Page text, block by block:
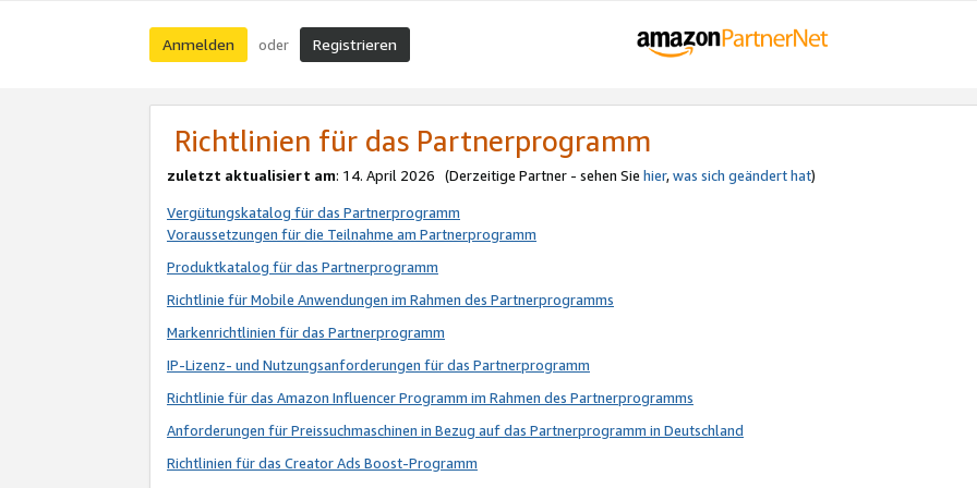
Anmelden oder Registrieren
Richtlinien für das Partnerprogramm
zuletzt aktualisiert am: 14. April 2026 (Derzeitige Partner - sehen Sie hier,was sich geändert hat)
Vergütungskatalog für das Partnerprogramm
Voraussetzungen für die Teilnahme am Partnerprogramm
Produktkatalog für das Partnerprogramm
Richtlinie für Mobile Anwendungen im Rahmen des Partnerprogramms
Markenrichtlinien für das Partnerprogramm
IP-Lizenz- und Nutzungsanforderungen für das Partnerprogramm
Richtlinie für das Amazon Influencer Programm im Rahmen des Partnerprogramms
Anforderungen für Preissuchmaschinen in Bezug auf das Partnerprogramm in Deutschland
Richtlinien für das Creator Ads Boost-Programm